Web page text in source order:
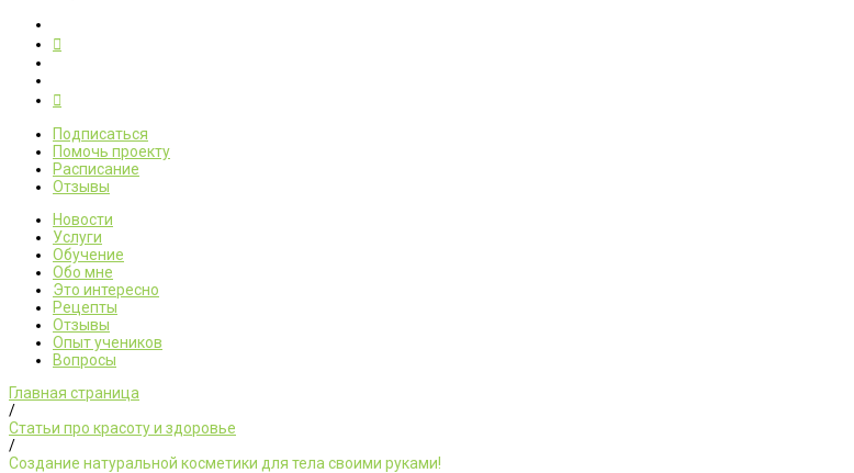
Подписаться
Помочь проекту
Расписание
Отзывы
Новости
Услуги
Обучение
Обо мне
Это интересно
Рецепты
Отзывы
Опыт учеников
Вопросы
Главная страница
/
Статьи про красоту и здоровье
/
Создание натуральной косметики для тела своими руками!